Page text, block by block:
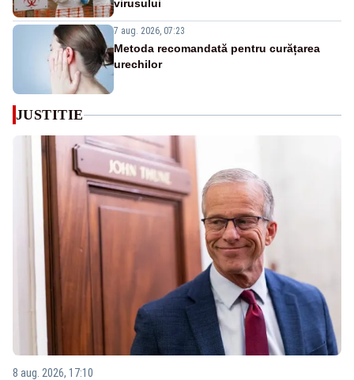
virusului
7 aug. 2026, 07:23
Metoda recomandată pentru curățarea
urechilor
JUSTITIE
8 aug. 2026, 17:10